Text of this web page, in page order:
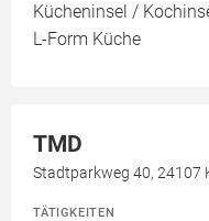
Kücheninsel /
L-Form Küche
TMD
Stadtparkweg 40, 24107
TÄTIGKEITEN